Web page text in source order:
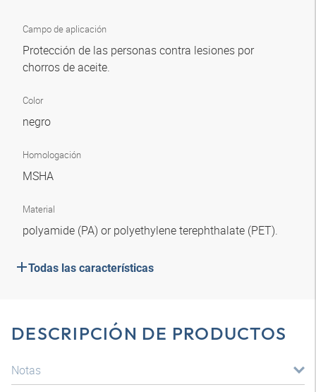
Campo de aplicación
Protección de las personas contra lesiones por
chorros de aceite.
Color
negro
Homologación
MSHA
Material
polyamide (PA) or polyethylene terephthalate (PET).
Todas las características
DESCRIPCIÓN DE PRODUCTOS
Notas